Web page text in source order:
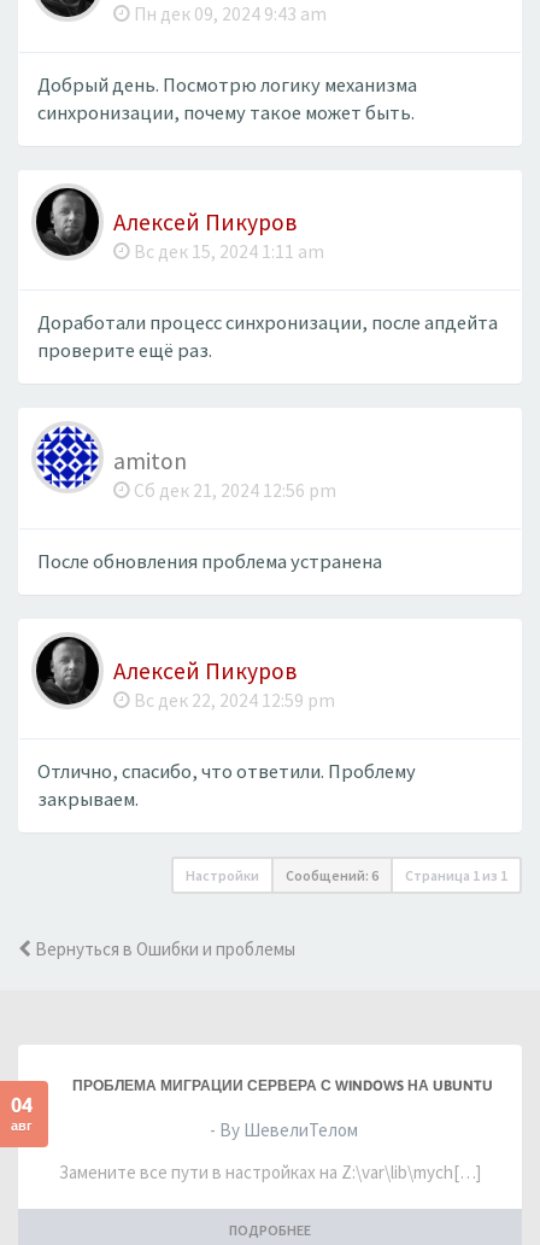
Пн дек 09, 2024 9:43 am
Добрый день. Посмотрю логику механизма
синхронизации, почему такое может быть.
Алексей Пикуров
Вс дек 15, 2024 1:11 am
Доработали процесс синхронизации, после апдейта
проверите ещё раз.
amiton
Сб дек 21, 2024 12:56 pm
После обновления проблема устранена
Алексей Пикуров
Вс дек 22, 2024 12:59 pm
Отлично, спасибо, что ответили. Проблему
закрываем.
Настройки Сообщений: 6 Страница 1 из 1
Вернуться в Ошибки и проблемы
04
авг
ПРОБЛЕМА МИГРАЦИИ СЕРВЕРА С WINDOWS НА UBUNTU
- By ШевелиТелом
Замените все пути в настройках на Z:\var\lib\mych[…]
ПОДРОБНЕЕ